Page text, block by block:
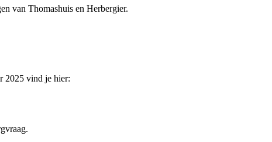
van Thomashuis en Herbergier.
2025 vind je hier: